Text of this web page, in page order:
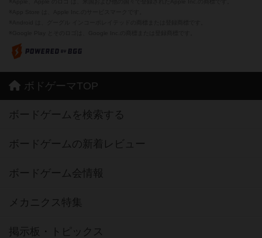
ボドゲーマTOP
ボードゲームを検索する
ボードゲームの新着レビュー
ボードゲーム会情報
メカニクス特集
掲示板・トピックス